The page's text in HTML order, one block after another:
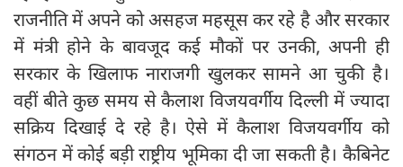
राजनीति में अपने को असहज महसूस कर रहे है और सरकार
में मंत्री होने के बावजूद कई मौकों पर उनकी, अपनी ही
सरकार के खिलाफ नाराजगी खुलकर सामने आ चुकी है।
वहीं बीते कुछ समय से कैलाश विजयवर्गीय दिल्ली में ज्यादा
सक्रिय दिखाई दे रहे है। ऐसे में कैलाश विजयवर्गीय को
संगठन में कोई बड़ी राष्ट्रीय भूमिका दी जा सकती है। कैबिनेट